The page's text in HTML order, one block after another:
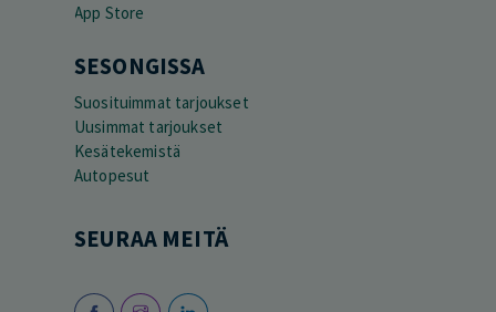
SESONGISSA
Suosituimmat tarjoukset
Uusimmat tarjoukset
Kesätekemistä
Autopesut
SEURAA MEITÄ